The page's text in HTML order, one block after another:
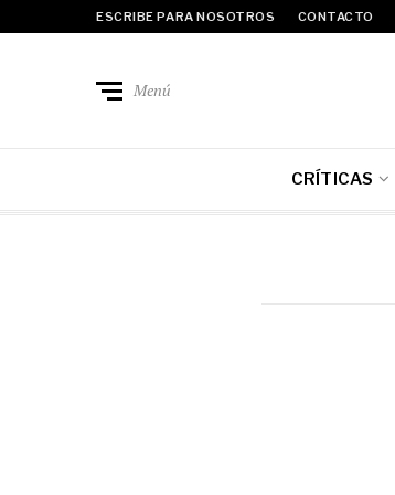
ESCRIBE PARA NOSOTROS CONTACTO
Menú
CRÍTICAS